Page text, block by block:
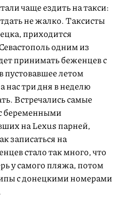
чаще ездить на такси:
не жалко. Таксисты
приходится
одним из
принимать беженцев с
пустовавшее летом
нас три дня в неделю
Встречались самые
беременными
на Lexus парней,
записаться на
стало так много, что
у самого пляжа, потом
с донецкими номерами